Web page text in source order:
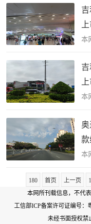
本
本
本
180 首页 上一页 1
本网所刊载信息，不代
工信部ICP备案许可证编号：
未经书面授权禁